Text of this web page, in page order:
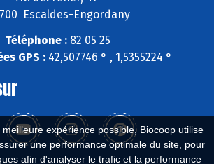
expérience possible, Biocoop utilise
une performance optimale du site, pour
afin d'analyser le trafic et la performance
Escaldes-Engordany
Téléphone :82 05 25
GPS :42,507746 ° , 1,5355224 °